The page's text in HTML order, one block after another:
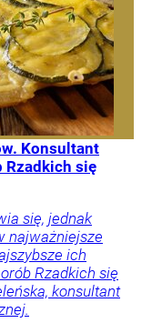
Konsultant
Rzadkich się
się, jednak
najważniejsze
ich
Rzadkich się
konsultant